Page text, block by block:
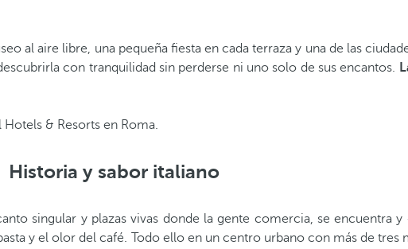
al aire libre, una pequeña fiesta en cada terraza y una de las
con tranquilidad sin perderse ni uno solo de sus encantos.
& Resorts en Roma.
Historia y sabor italiano
singular y plazas vivas donde la gente comercia, se encuentra
y el olor del café. Todo ello en un centro urbano con más de